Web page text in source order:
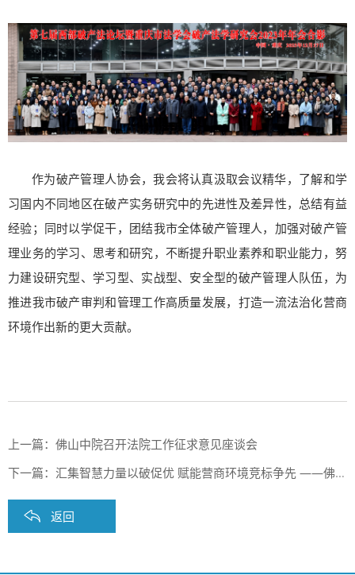
作为破产管理人协会，我会将认真汲取会议精华，了解和学
习国内不同地区在破产实务研究中的先进性及差异性，总结有益
经验；同时以学促干，团结我市全体破产管理人，加强对破产管
理业务的学习、思考和研究，不断提升职业素养和职业能力，努
力建设研究型、学习型、实战型、安全型的破产管理人队伍，为
推进我市破产审判和管理工作高质量发展，打造一流法治化营商
环境作出新的更大贡献。
上一篇： 佛山中院召开法院工作征求意见座谈会
下一篇： 汇集智慧力量以破促优 赋能营商环境竞标争先 ——佛山中院党组副书记、副院长杨炯一行到我会调研指导工作
返回